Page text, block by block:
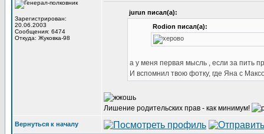
Зарегистрирован:
20.06.2003
Сообщения: 6474
Откуда: Жуковка-98
jurun писал(а):
Rodion писал(а):
а у меня первая мысль , если за пить
И вспомнил твою фотку, где Яна с
Лишение родительских прав - как минимум!
Вернуться к началу